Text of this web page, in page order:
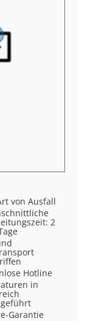
von Ausfall
2
Hotline
in
Garantie